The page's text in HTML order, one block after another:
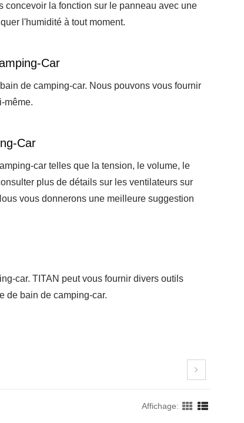
la fonction sur le panneau avec une
l'humidité à tout moment.
Car
de camping-car. Nous pouvons vous fournir
même.
Car
car telles que la tension, le volume, le
plus de détails sur les ventilateurs sur
vous donnerons une meilleure suggestion
car. TITAN peut vous fournir divers outils
de bain de camping-car.
Affichage: